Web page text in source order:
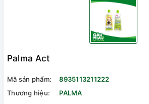
Palma Act
Mã sản phẩm:
8935113211222
Thương hiệu:
PALMA